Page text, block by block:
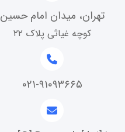
تهران، میدان امام حسین
کوچه غیاثی پلاک ۲۲
۰۲۱-۹۱۰۹۳۶۶۵